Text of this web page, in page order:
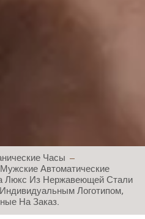
Часы
Автоматические
Люкс Из Нержавеющей Стали
Логотипом,
На Заказ.